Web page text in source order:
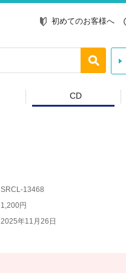
初めてのお客様へ
CD
SRCL-13468
1,200円
2025年11月26日